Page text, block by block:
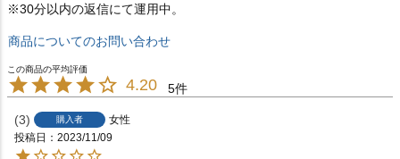
※30分以内の返信にて運用中。
商品についてのお問い合わせ
4.20 5
3 購入者
女性
投稿日
2023/11/09